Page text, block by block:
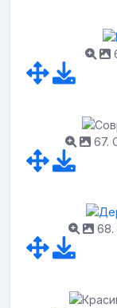
67.
68.